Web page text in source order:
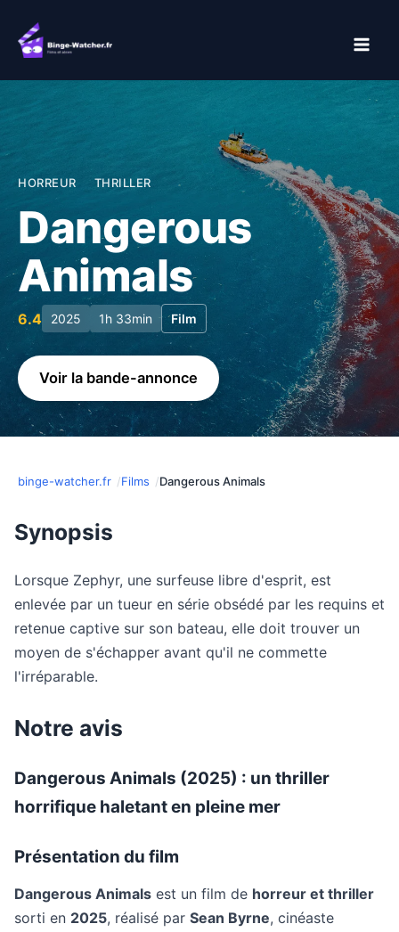
contenu
HORREUR THRILLER
Dangerous
Animals
6.4 2025 1h 33min Film
Voir la bande-annonce
binge-watcher.fr Films Dangerous Animals
Synopsis
Lorsque Zephyr, une surfeuse libre d'esprit, est
enlevée par un tueur en série obsédé par les requins et
retenue captive sur son bateau, elle doit trouver un
moyen de s'échapper avant qu'il ne commette
l'irréparable.
Notre avis
Dangerous Animals (2025) : un thriller
horrifique haletant en pleine mer
Présentation du film
Dangerous Animals est un film de horreur et thriller
sorti en 2025, réalisé par Sean Byrne, cinéaste